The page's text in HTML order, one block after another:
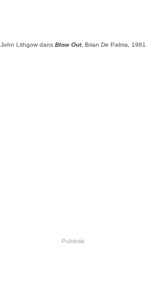
John Lithgow dans Blow Out, Brian De Palma, 1981
Publicité